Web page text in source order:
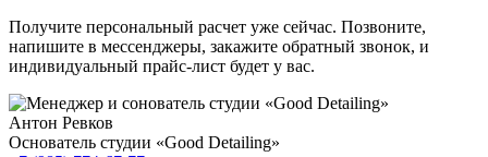
Получите персональный расчет уже сейчас. Позвоните,
напишите в мессенджеры, закажите обратный звонок, и
индивидуальный прайс-лист будет у вас.
Антон Ревков
Основатель студии «Good Detailing»